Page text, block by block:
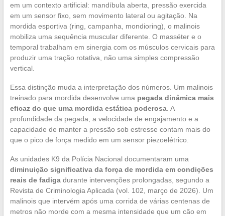
em um contexto artificial: mandíbula aberta, pressão exercida
em um sensor fixo, sem movimento lateral ou agitação. Na
mordida esportiva (ring, campanha, mondioring), o malinois
mobiliza uma sequência muscular diferente. O masséter e o
temporal trabalham em sinergia com os músculos cervicais para
produzir uma tração rotativa, não uma simples compressão
vertical.
Essa distinção muda a interpretação dos números. Um malinois
treinado para mordida desenvolve uma pegada dinâmica mais
eficaz do que uma mordida estática poderosa. A
profundidade da pegada, a velocidade de engajamento e a
capacidade de manter a pressão sob estresse contam mais do
que o pico de força medido em um sensor piezoelétrico.
As unidades K9 da Polícia Nacional documentaram uma
diminuição significativa da força de mordida em condições
reais de fadigadurante intervenções prolongadas, segundo a
Revista de Criminologia Aplicada (vol. 102, março de 2026). Um
malinois que intervém após uma corrida de várias centenas de
metros não morde com a mesma intensidade que um cão em